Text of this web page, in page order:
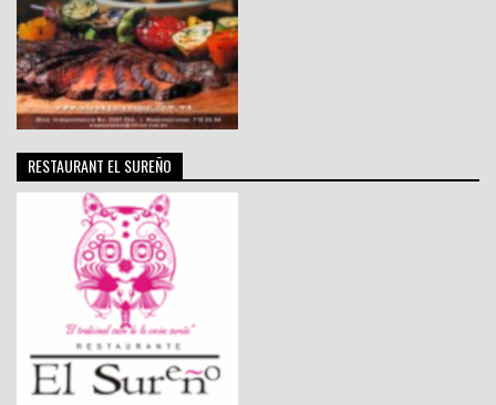
RESTAURANT EL SUREÑO